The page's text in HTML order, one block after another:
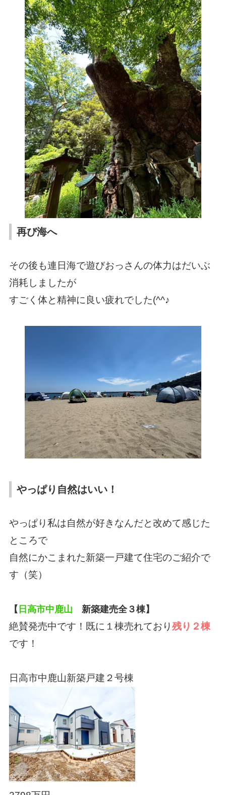
再び海へ
その後も連日海で遊びおっさんの体力はだいぶ
消耗しましたが
すごく体と精神に良い疲れでした(^^♪
やっぱり自然はいい！
やっぱり私は自然が好きなんだと改めて感じた
ところで
自然にかこまれた新築一戸建て住宅のご紹介で
す（笑）
【 日高市中鹿山 新築建売全３棟】
絶賛発売中です！既に１棟売れており残り２棟
です！
日高市中鹿山新築戸建２号棟